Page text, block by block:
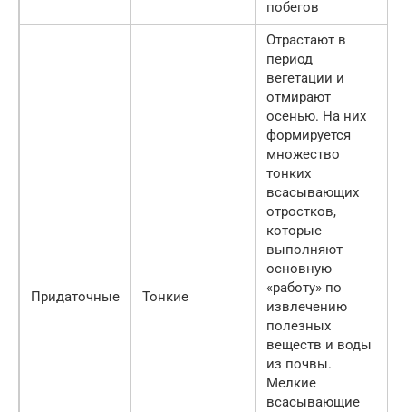
побегов
Придаточные Тонкие
Отрастают в
период
вегетации и
отмирают
осенью. На них
формируется
множество
тонких
всасывающих
отростков,
которые
выполняют
основную
«работу» по
извлечению
полезных
веществ и воды
из почвы.
Мелкие
всасывающие